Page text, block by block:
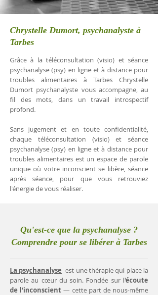
Chrystelle Dumort, psychanalyste à
Tarbes
Grâce à la téléconsultation (visio) et séance
psychanalyse (psy) en ligne et à distance pour
troubles alimentaires à Tarbes Chrystelle
Dumort psychanalyste vous accompagne, au
fil des mots, dans un travail introspectif
profond.
Sans jugement et en toute confidentialité,
chaque téléconsultation (visio) et séance
psychanalyse (psy) en ligne et à distance pour
troubles alimentaires est un espace de parole
unique où votre inconscient se libère, séance
après séance, pour que vous retrouviez
l'énergie de vous réaliser.
Qu'est-ce que la psychanalyse ?
Comprendre pour se libérer à Tarbes
La psychanalyse est une thérapie qui place la
parole au cœur du soin. Fondée sur l'écoute
de l'inconscient— cette part de nous-même